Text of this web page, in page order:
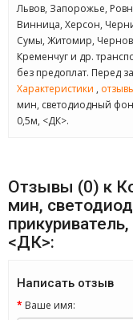
Львов, Запорожье,
Винница, Херсон,
Сумы, Житомир,
Кременчуг и др.
без предоплат. Перед
Характеристики ,
мин, светодиодный
0,5м, <ДК>.
Отзывы (0) к
мин,
<ДК>:
Написать отзыв
Ваше имя: